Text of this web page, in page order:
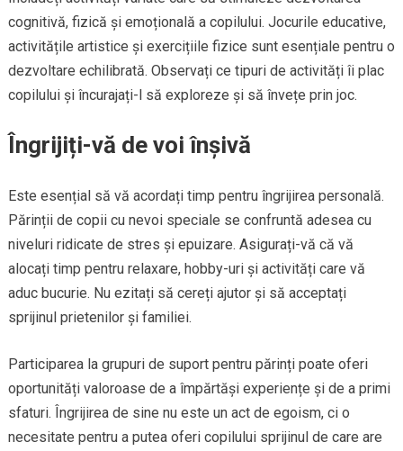
cognitivă, fizică și emoțională a copilului. Jocurile educative,
activitățile artistice și exercițiile fizice sunt esențiale pentru o
dezvoltare echilibrată. Observați ce tipuri de activități îi plac
copilului și încurajați-l să exploreze și să învețe prin joc.
Îngrijiți-vă de voi înșivă
Este esențial să vă acordați timp pentru îngrijirea personală.
Părinții de copii cu nevoi speciale se confruntă adesea cu
niveluri ridicate de stres și epuizare. Asigurați-vă că vă
alocați timp pentru relaxare, hobby-uri și activități care vă
aduc bucurie. Nu ezitați să cereți ajutor și să acceptați
sprijinul prietenilor și familiei.
Participarea la grupuri de suport pentru părinți poate oferi
oportunități valoroase de a împărtăși experiențe și de a primi
sfaturi. Îngrijirea de sine nu este un act de egoism, ci o
necesitate pentru a putea oferi copilului sprijinul de care are